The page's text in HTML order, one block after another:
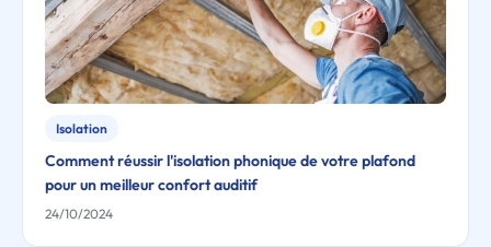
Isolation
Comment réussir l'isolation phonique de votre plafond
pour un meilleur confort auditif
24/10/2024